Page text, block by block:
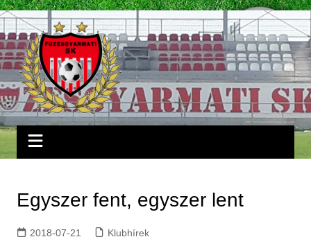
Skip
to
content
Egyszer fent, egyszer lent
2018-07-21 Klubhírek